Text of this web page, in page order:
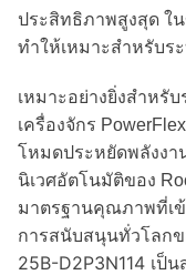
ประสิทธิภาพสูงสุด ใ
ทำให้เหมาะสำหรับร
เหมาะอย่างยิ่งสำหรั
เครื่องจักร
โหมดประหยัดพลังงา
นิเวศอัตโนมัติของ
มาตรฐานคุณภาพที่เ
การสนับสนุนทั่วโลกข
25B-D2P3N114 เป็